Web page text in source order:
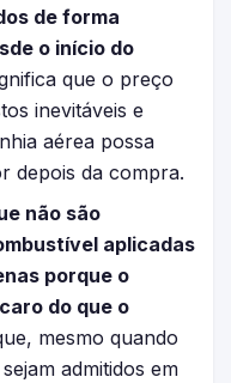
de forma
o início do
que o preço
inevitáveis e
aérea possa
depois da compra.
não são
aplicadas
porque o
do que o
mesmo quando
admitidos em